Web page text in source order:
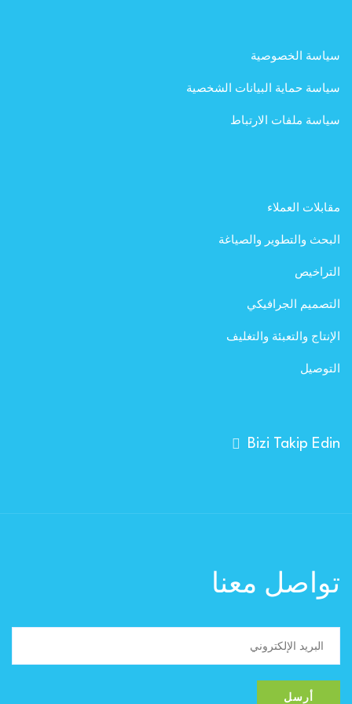
سياسة الخصوصية
سياسة حماية البيانات الشخصية
سياسة ملفات الارتباط
مقابلات العملاء
البحث والتطوير والصياغة
التراخيص
التصميم الجرافيكي
الإنتاج والتعبئة والتغليف
التوصيل
Bizi Takip Edin
تواصل معنا